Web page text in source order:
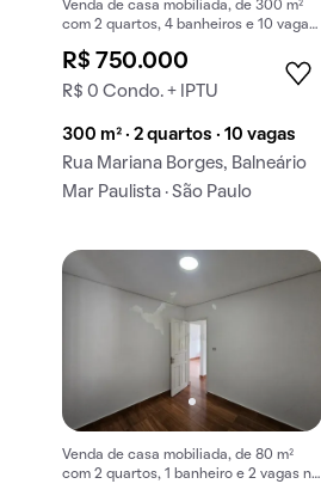
Venda de casa mobiliada, de 300 m²
com 2 quartos, 4 banheiros e 10 vagas
R$ 750.000
R$ 0 Condo. + IPTU
300 m² · 2 quartos · 10 vagas
Rua Mariana Borges, Balneário
Mar Paulista · São Paulo
Venda de casa mobiliada, de 80 m²
com 2 quartos, 1 banheiro e 2 vagas na